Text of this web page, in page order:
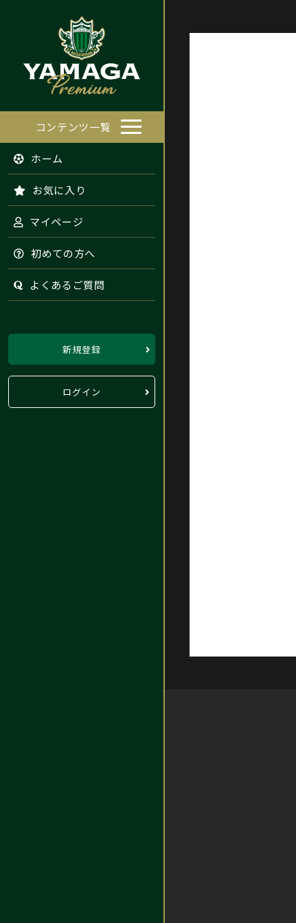
コンテンツ一覧
ホーム
お気に入り
マイページ
初めての方へ
よくあるご質問
新規登録
ログイン